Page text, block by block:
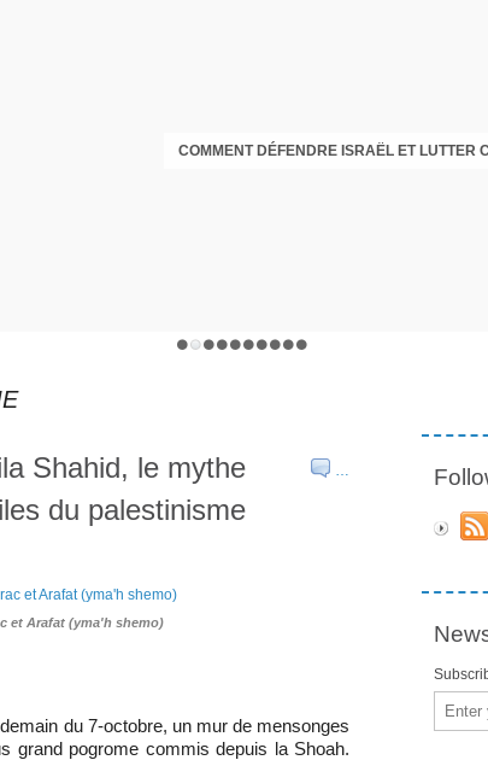
…
Shahid, le mythe
du palestinisme
et Arafat (yma'h shemo)
du 7-octobre, un mur de mensonges
grand pogrome commis depuis la Shoah.
Email